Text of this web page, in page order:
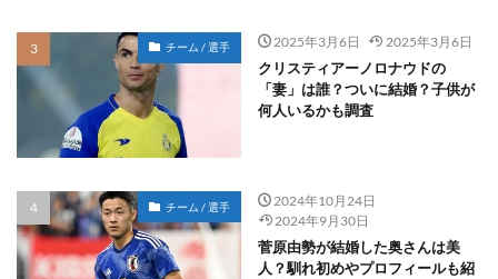
チーム / 選手 2025年3月6日 2025年3月6日
クリスティアーノロナウドの
「妻」は誰？ついに結婚？子供が
何人いるかも調査
チーム / 選手
2024年10月24日
2024年9月30日
菅原由勢が結婚した奥さんは美
人？馴れ初めやプロフィールも紹